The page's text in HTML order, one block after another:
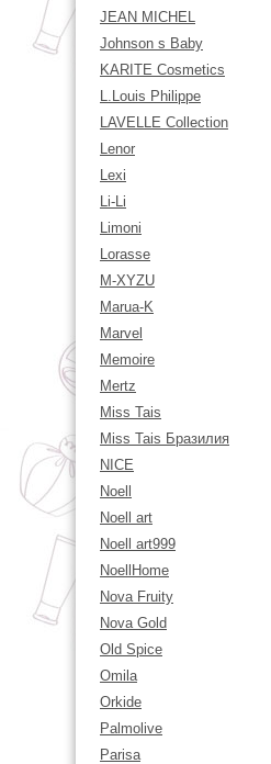
JEAN MICHEL
Johnson s Baby
KARITE Cosmetics
L.Louis Philippe
LAVELLE Collection
Lenor
Lexi
Li-Li
Limoni
Lorasse
M-XYZU
Marua-K
Marvel
Memoire
Mertz
Miss Tais
Miss Tais Бразилия
NICE
Noell
Noell art
Noell art999
NoellHome
Nova Fruity
Nova Gold
Old Spice
Omila
Orkide
Palmolive
Parisa